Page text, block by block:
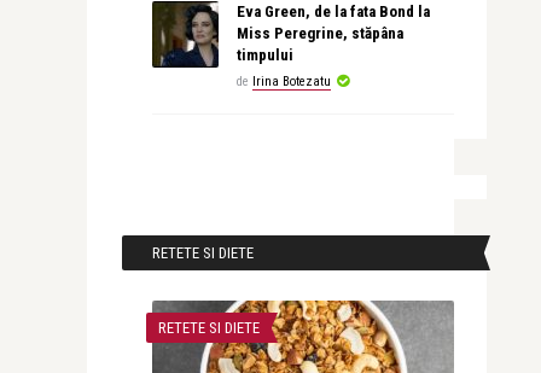
Eva Green, de la fata Bond la
Miss Peregrine, stăpâna
timpului
de Irina Botezatu
RETETE SI DIETE
RETETE SI DIETE